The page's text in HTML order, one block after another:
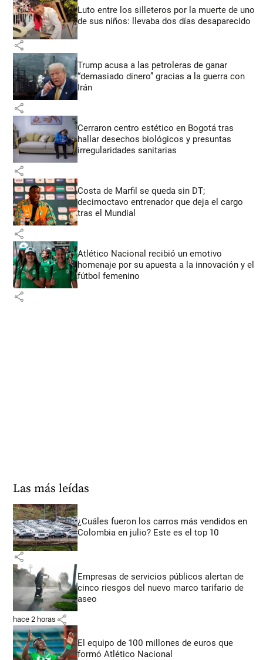
Luto entre los silleteros por la muerte de uno
de sus niños: llevaba dos días desaparecido
share
Trump acusa a las petroleras de ganar
“demasiado dinero” gracias a la guerra con
Irán
share
Cerraron centro estético en Bogotá tras
hallar desechos biológicos y presuntas
irregularidades sanitarias
share
Costa de Marfil se queda sin DT;
decimoctavo entrenador que deja el cargo
tras el Mundial
share
Atlético Nacional recibió un emotivo
homenaje por su apuesta a la innovación y el
fútbol femenino
share
Las más leídas
¿Cuáles fueron los carros más vendidos en
Colombia en julio? Este es el top 10
share
Empresas de servicios públicos alertan de
cinco riesgos del nuevo marco tarifario de
aseo
hace 2 horas share
El equipo de 100 millones de euros que
formó Atlético Nacional